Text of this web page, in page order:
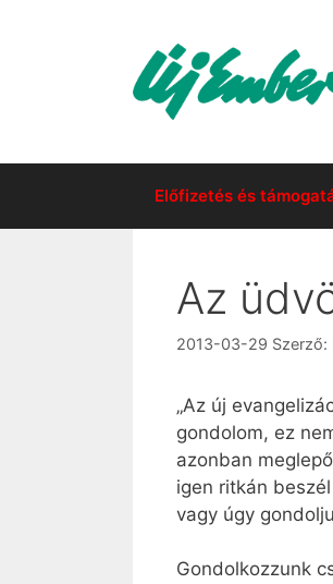
Előfizetés és
Az
2013-03-29 Szerző:
„Az új
gondolom, ez
azonban
igen ritkán
vagy úgy
Gondolkozzunk